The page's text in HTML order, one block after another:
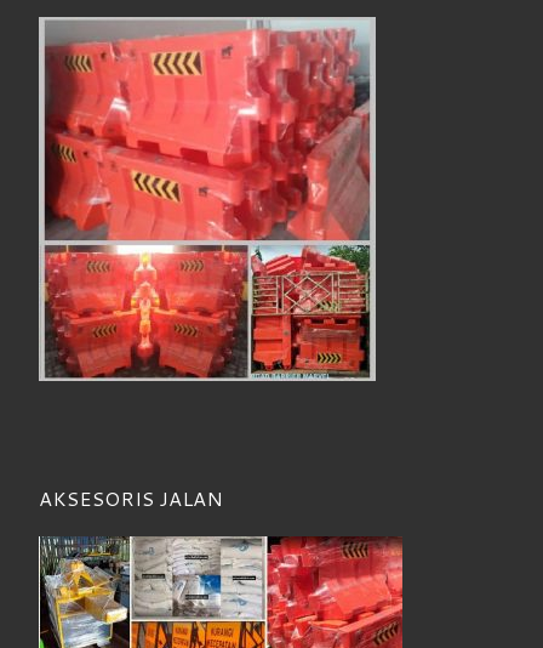
AKSESORIS JALAN